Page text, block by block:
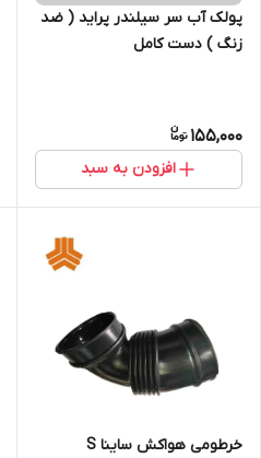
پولک آب سر سیلندر پراید ( ضد
زنگ ) دست کامل
155,000
افزودن به سبد
خرطومی هواکش ساینا S